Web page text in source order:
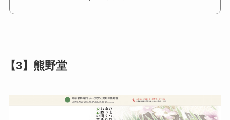
【3】熊野堂